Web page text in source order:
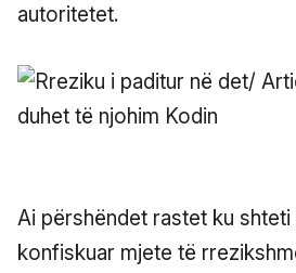
autoritetet.
Ai përshëndet rastet ku
konfiskuar mjete të